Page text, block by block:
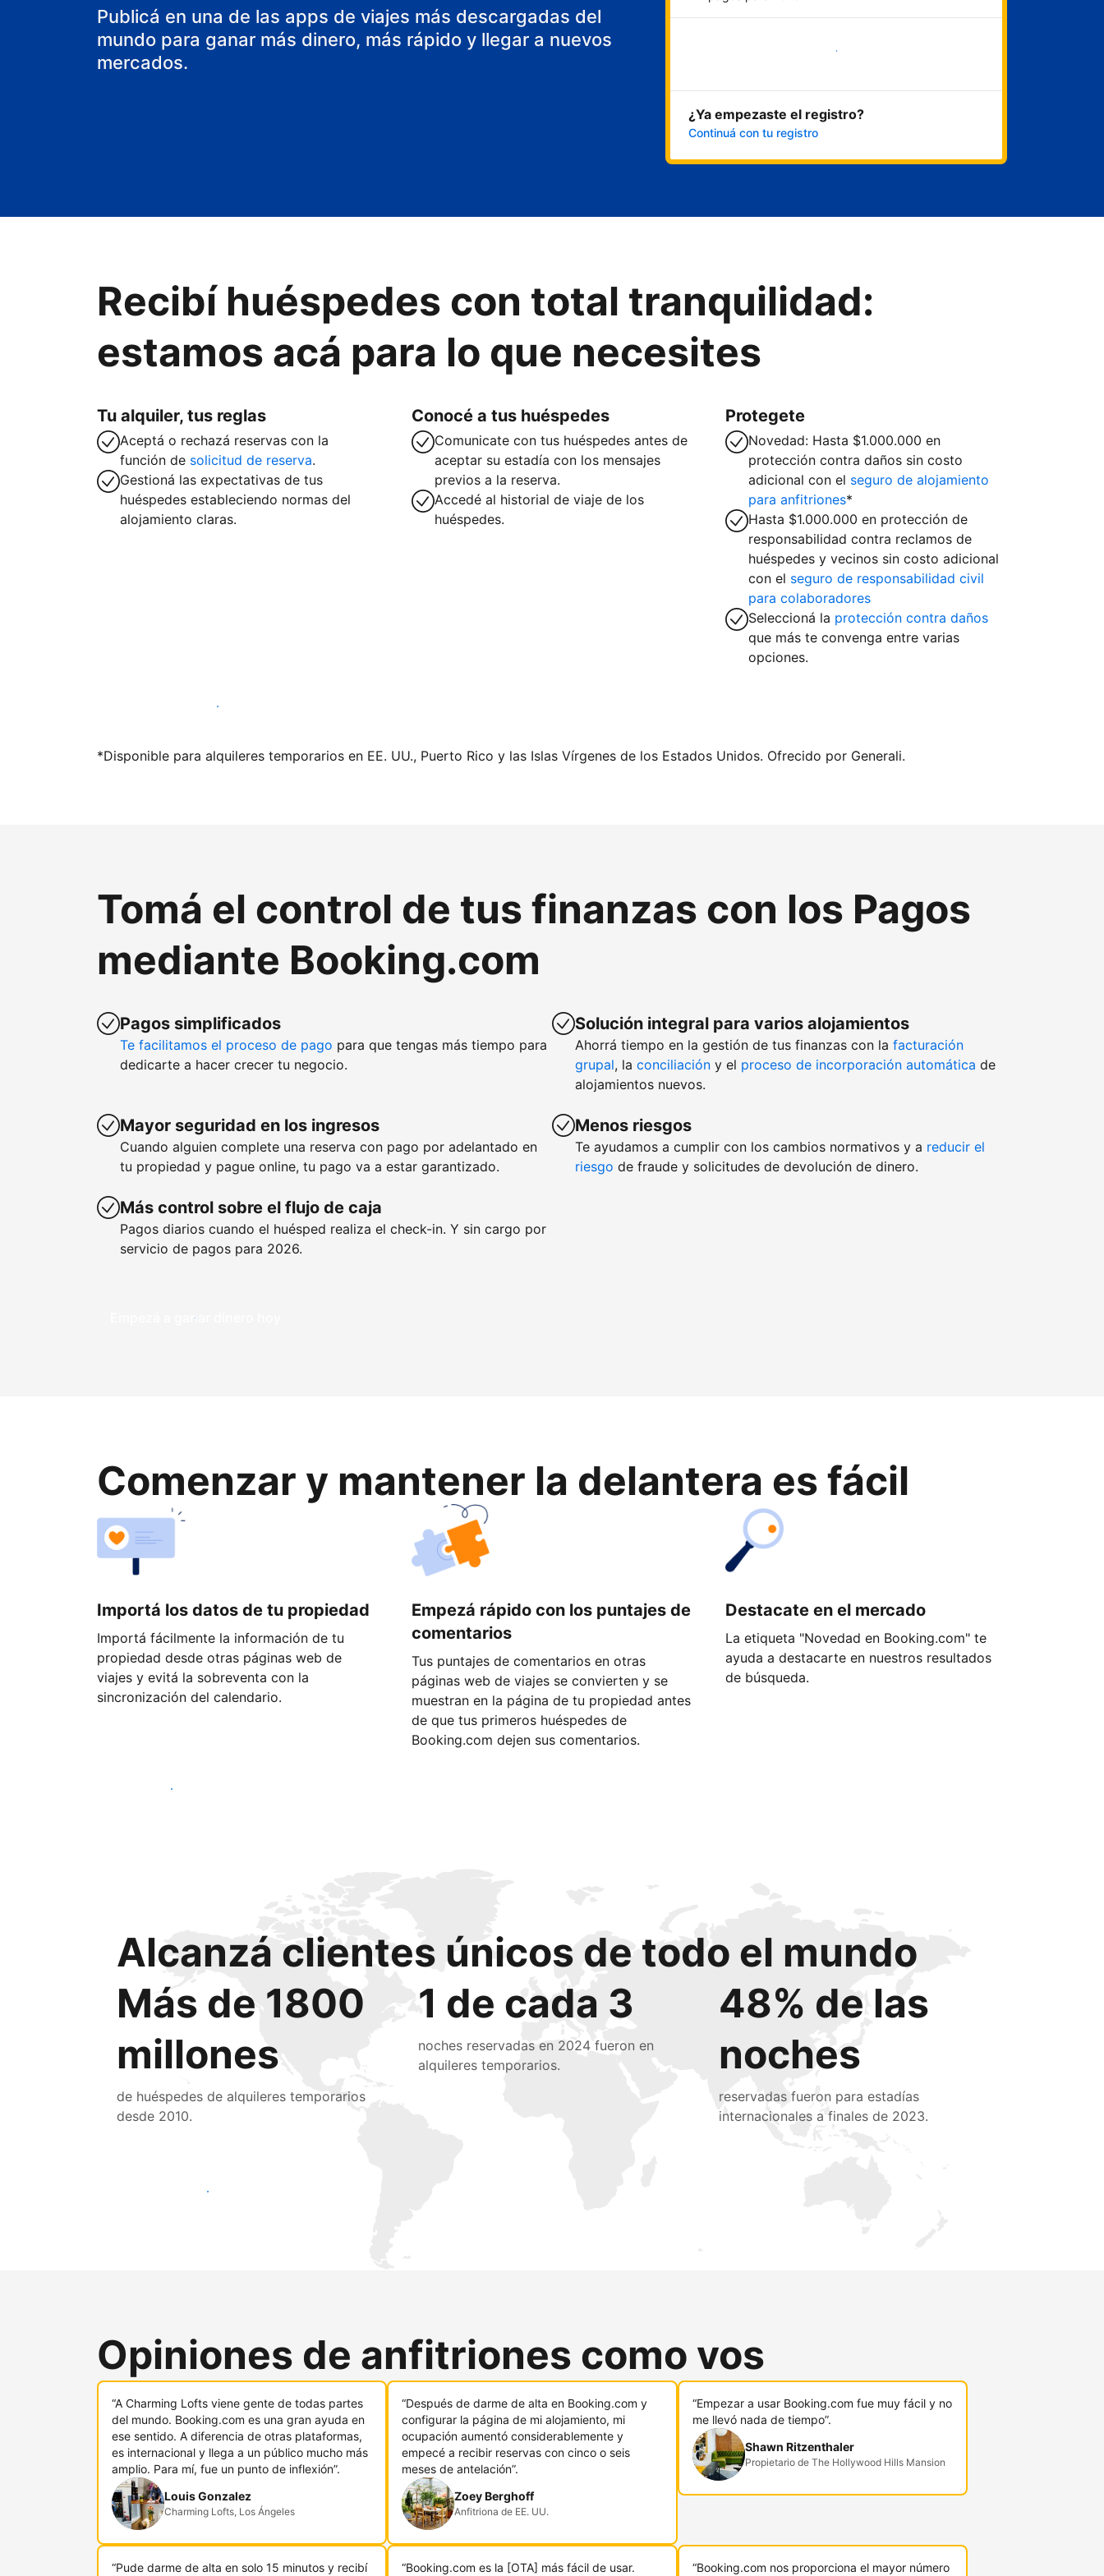
aparthotel
Publicá en una de las apps de viajes más descargadas del
mundo para ganar más dinero, más rápido y llegar a nuevos
mercados.
Empezar ahora
¿Ya empezaste el registro?
Continuá con tu registro
Recibí huéspedes con total tranquilidad:
estamos acá para lo que necesites
Tu alquiler, tus reglas
Aceptá o rechazá reservas con la
función de solicitud de reserva.
Gestioná las expectativas de tus
huéspedes estableciendo normas del
alojamiento claras.
Conocé a tus huéspedes
Comunicate con tus huéspedes antes de
aceptar su estadía con los mensajes
previos a la reserva.
Accedé al historial de viaje de los
huéspedes.
Protegete
Novedad: Hasta $1.000.000 en
protección contra daños sin costo
adicional con el seguro de alojamiento
para anfitriones*
Hasta $1.000.000 en protección de
responsabilidad contra reclamos de
huéspedes y vecinos sin costo adicional
con el seguro de responsabilidad civil
para colaboradores
Seleccioná la protección contra daños
que más te convenga entre varias
opciones.
Publicá en nuestra plataforma hoy
*Disponible para alquileres temporarios en EE. UU., Puerto Rico y las Islas Vírgenes de los Estados Unidos. Ofrecido por Generali.
Tomá el control de tus finanzas con los Pagos
mediante Booking.com
Pagos simplificados
Te facilitamos el proceso de pago para que tengas más tiempo para
dedicarte a hacer crecer tu negocio.
Mayor seguridad en los ingresos
Cuando alguien complete una reserva con pago por adelantado en
tu propiedad y pague online, tu pago va a estar garantizado.
Más control sobre el flujo de caja
Pagos diarios cuando el huésped realiza el check-in. Y sin cargo por
servicio de pagos para 2026.
Solución integral para varios alojamientos
Ahorrá tiempo en la gestión de tus finanzas con la facturación
grupal, la conciliación y el proceso de incorporación automática de
alojamientos nuevos.
Menos riesgos
Te ayudamos a cumplir con los cambios normativos y a reducir el
riesgo de fraude y solicitudes de devolución de dinero.
Empezá a ganar dinero hoy
Comenzar y mantener la delantera es fácil
Importá los datos de tu propiedad
Importá fácilmente la información de tu
propiedad desde otras páginas web de
viajes y evitá la sobreventa con la
sincronización del calendario.
Empezá rápido con los puntajes de
comentarios
Tus puntajes de comentarios en otras
páginas web de viajes se convierten y se
muestran en la página de tu propiedad antes
de que tus primeros huéspedes de
Booking.com dejen sus comentarios.
Destacate en el mercado
La etiqueta "Novedad en Booking.com" te
ayuda a destacarte en nuestros resultados
de búsqueda.
Empezá hoy mismo
Alcanzá clientes únicos de todo el mundo
Más de 1800
millones
de huéspedes de alquileres temporarios
desde 2010.
1 de cada 3
noches reservadas en 2024 fueron en
alquileres temporarios.
48% de las
noches
reservadas fueron para estadías
internacionales a finales de 2023.
Llegá a huéspedes nuevos hoy
Opiniones de anfitriones como vos
“A Charming Lofts viene gente de todas partes
del mundo. Booking.com es una gran ayuda en
ese sentido. A diferencia de otras plataformas,
es internacional y llega a un público mucho más
amplio. Para mí, fue un punto de inflexión”.
Louis Gonzalez
Charming Lofts, Los Ángeles
“Después de darme de alta en Booking.com y
configurar la página de mi alojamiento, mi
ocupación aumentó considerablemente y
empecé a recibir reservas con cinco o seis
meses de antelación”.
Zoey Berghoff
Anfitriona de EE. UU.
“Empezar a usar Booking.com fue muy fácil y no
me llevó nada de tiempo”.
Shawn Ritzenthaler
Propietario de The Hollywood Hills Mansion
“Pude darme de alta en solo 15 minutos y recibí “Booking.com es la [OTA] más fácil de usar. “Booking.com nos proporciona el mayor número